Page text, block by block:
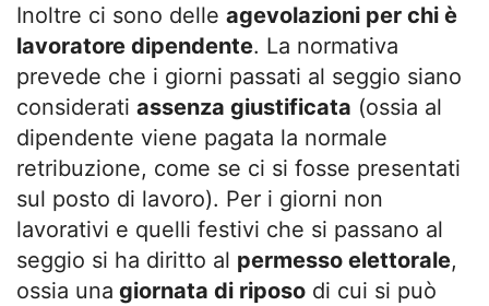
Inoltre ci sono delle agevolazioni per chi è
lavoratore dipendente. La normativa
prevede che i giorni passati al seggio siano
considerati assenza giustificata (ossia al
dipendente viene pagata la normale
retribuzione, come se ci si fosse presentati
sul posto di lavoro). Per i giorni non
lavorativi e quelli festivi che si passano al
seggio si ha diritto al permesso elettorale,
ossia una giornata di riposo di cui si può